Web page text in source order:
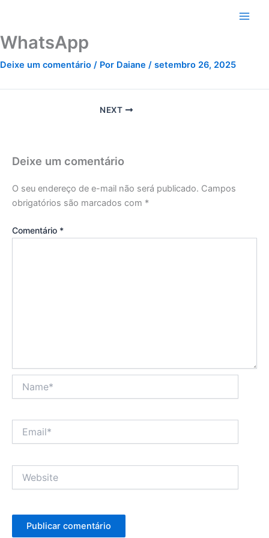
o
conteúdo
WhatsApp
Deixe um comentário / Por Daiane / setembro 26, 2025
NEXT
Deixe um comentário
O seu endereço de e-mail não será publicado. Campos
obrigatórios são marcados com *
Comentário *